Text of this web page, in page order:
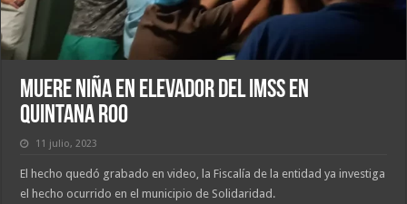
Muere niña en elevador del IMSS en
Quintana Roo
11 julio, 2023
El hecho quedó grabado en video, la Fiscalía de la entidad ya investiga
el hecho ocurrido en el municipio de Solidaridad.